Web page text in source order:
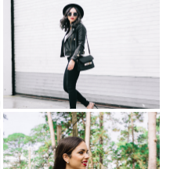
SHORT HAIR DON'T
CARE